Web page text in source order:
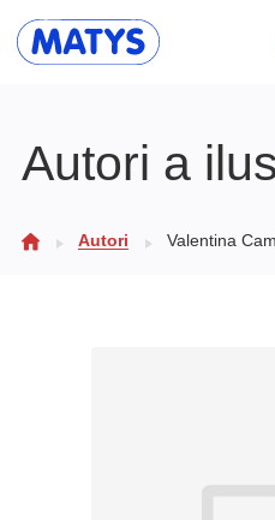
Doplnkový sortiment
Autori a
Autori Valentina